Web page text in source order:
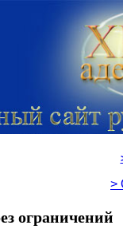
>
ограничений